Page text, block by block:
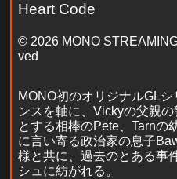
Heart Code
© 2026 MONO
ved
MONO初のオリジナルGL
ンスを軸に、Vickyの父親
とする相棒のPete、Tarnの
に言い寄る政治家の息子
様と共に、過去のとある事
シュに紡がれる。